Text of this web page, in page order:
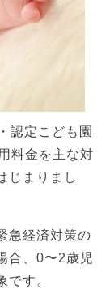
認定こども園
料金を主な対
じまりまし
急経済対策の
合、0〜2歳児
です。